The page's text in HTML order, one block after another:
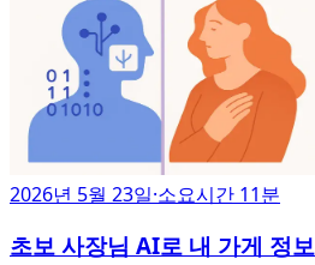
2026년 5월 23일·소요시간 11분
초보 사장님 AI로 내 가게 정